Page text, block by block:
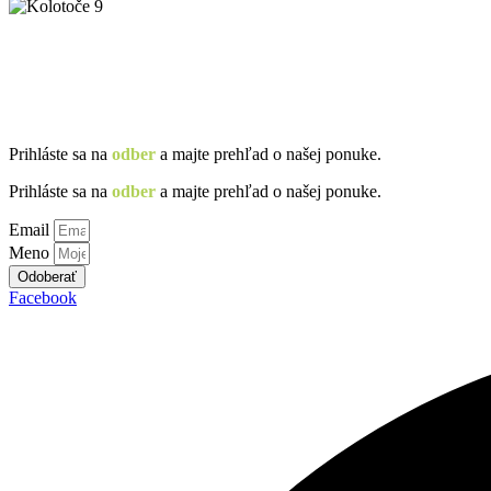
Prihláste sa na odber a majte prehľad o našej ponuke.
Prihláste sa na odber a majte prehľad o našej ponuke.
Email
Meno
Odoberať
Facebook